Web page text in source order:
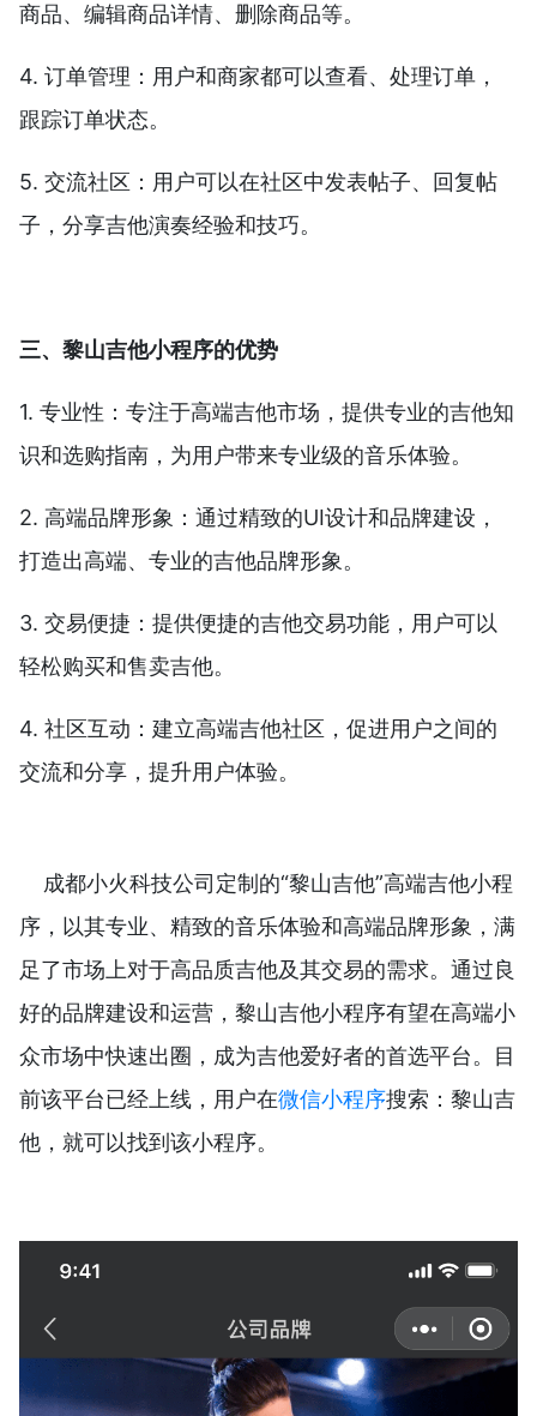
商品、编辑商品详情、删除商品等。
4. 订单管理：用户和商家都可以查看、处理订单，
跟踪订单状态。
5. 交流社区：用户可以在社区中发表帖子、回复帖
子，分享吉他演奏经验和技巧。
三、黎山吉他小程序的优势
1. 专业性：专注于高端吉他市场，提供专业的吉他知
识和选购指南，为用户带来专业级的音乐体验。
2. 高端品牌形象：通过精致的UI设计和品牌建设，
打造出高端、专业的吉他品牌形象。
3. 交易便捷：提供便捷的吉他交易功能，用户可以
轻松购买和售卖吉他。
4. 社区互动：建立高端吉他社区，促进用户之间的
交流和分享，提升用户体验。
成都小火科技公司定制的“黎山吉他”高端吉他小程
序，以其专业、精致的音乐体验和高端品牌形象，满
足了市场上对于高品质吉他及其交易的需求。通过良
好的品牌建设和运营，黎山吉他小程序有望在高端小
众市场中快速出圈，成为吉他爱好者的首选平台。目
前该平台已经上线，用户在微信小程序搜索：黎山吉
他，就可以找到该小程序。